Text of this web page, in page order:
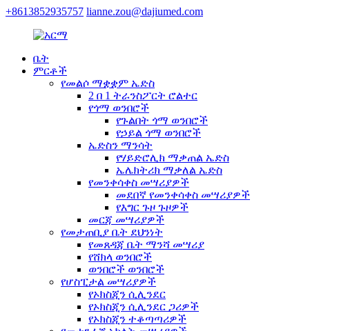
+8613852935757 lianne.zou@dajiumed.com
ቤት
ምርቶች
የመልሶ ማቋቋም ኤድስ
2 በ 1 ትራንስፖርት ሮልተር
የጎማ ወንበሮች
የጉልበት ጎማ ወንበሮች
የኃይል ጎማ ወንበሮች
ኤድስን ማንሳት
የሃይድሮሊክ ማቃጠል ኤድስ
ኤሌክትሪክ ማቃለል ኤድስ
የመንቀሳቀስ መሣሪያዎች
መደበኛ የመንቀሳቀስ መሣሪያዎች
የእግር ጉዞ ጉዞዎች
መርጃ መሣሪያዎች
የመታጠቢያ ቤት ደህንነት
የመጸዳጃ ቤት ማንሻ መሣሪያ
የሸክላ ወንበሮች
ወንበሮች ወንበሮች
የሆስፒታል መሣሪያዎች
የኦክስጂን ሲሊንደር
የኦክስጂን ሲሊንደር ጋሪዎች
የኦክስጂን ተቆጣጣሪዎች